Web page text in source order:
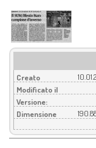
Creato
Modificato il
Versione:
Dimensione